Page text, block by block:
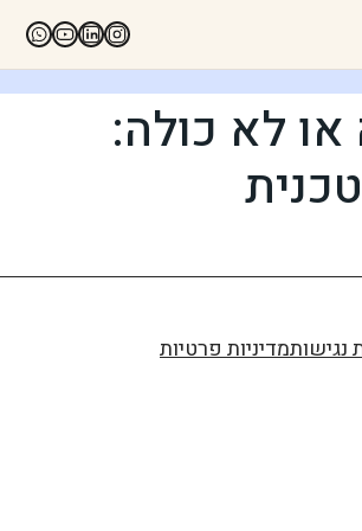
או לא כולה:
נגישותמדיניות פרטיות